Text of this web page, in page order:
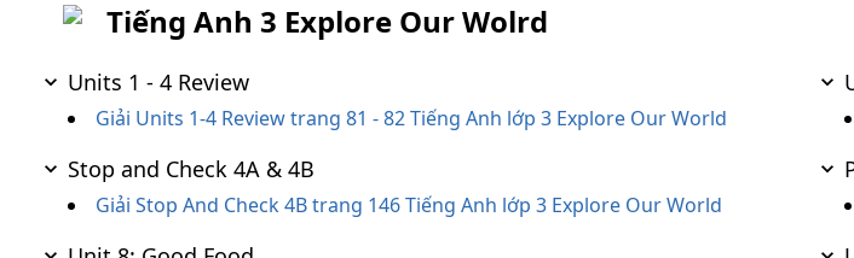
Tiếng Anh 3 Explore Our Wolrd
Units 1 - 4 Review
Giải Units 1-4 Review trang 81 - 82 Tiếng Anh lớp 3 Explore Our World
Stop and Check 4A & 4B
Giải Stop And Check 4B trang 146 Tiếng Anh lớp 3 Explore Our World